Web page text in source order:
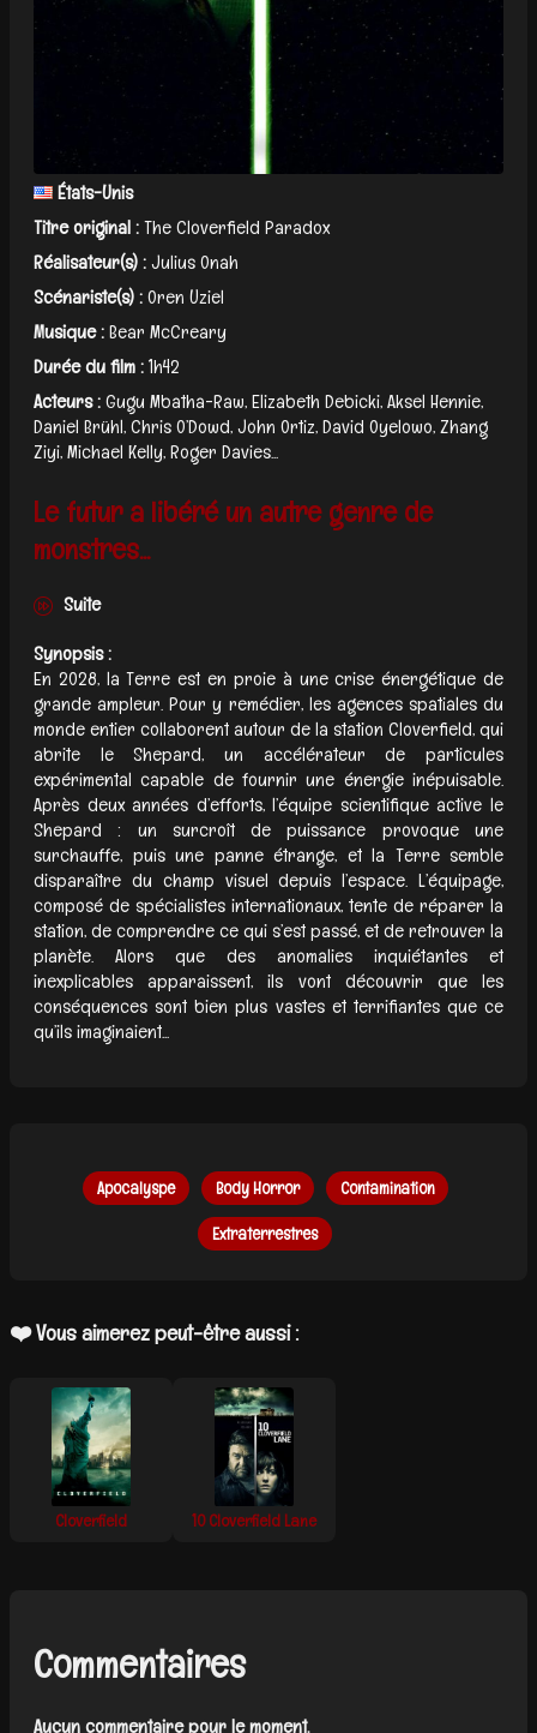
États-Unis
Titre original :The Cloverfield Paradox
Réalisateur(s) :Julius Onah
Scénariste(s) :Oren Uziel
Musique :Bear McCreary
Durée du film :1h42
Acteurs :Gugu Mbatha-Raw, Elizabeth Debicki, Aksel Hennie,
Daniel Brühl, Chris O’Dowd, John Ortiz, David Oyelowo, Zhang
Ziyi, Michael Kelly, Roger Davies...
Le futur a libéré un autre genre de
monstres...
Suite
Synopsis :
En 2028, la Terre est en proie à une crise énergétique de
grande ampleur. Pour y remédier, les agences spatiales du
monde entier collaborent autour de la station Cloverfield, qui
abrite le Shepard, un accélérateur de particules
expérimental capable de fournir une énergie inépuisable.
Après deux années d’efforts, l’équipe scientifique active le
Shepard : un surcroît de puissance provoque une
surchauffe, puis une panne étrange, et la Terre semble
disparaître du champ visuel depuis l’espace. L’équipage,
composé de spécialistes internationaux, tente de réparer la
station, de comprendre ce qui s’est passé, et de retrouver la
planète. Alors que des anomalies inquiétantes et
inexplicables apparaissent, ils vont découvrir que les
conséquences sont bien plus vastes et terrifiantes que ce
qu’ils imaginaient...
Apocalyspe Body Horror Contamination
Extraterrestres
❤️ Vous aimerez peut-être aussi :
Cloverfield 10 Cloverfield Lane
Commentaires
Aucun commentaire pour le moment.